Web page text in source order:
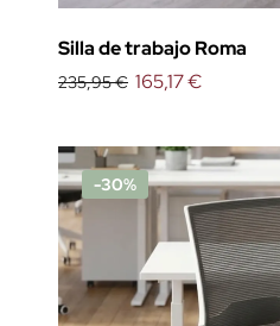
Silla de trabajo Roma
235,95 € 165,17 €
-30%